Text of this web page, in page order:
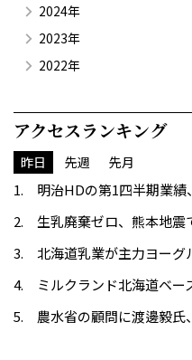
2024年
2023年
2022年
アクセスランキング
昨日 先週 先月
明治HDの第1四半期業績
生乳廃棄ゼロ、熊本地
北海道乳業が主力ヨーグ
ミルクランド北海道ベー
農水省の顧問に渡邊毅